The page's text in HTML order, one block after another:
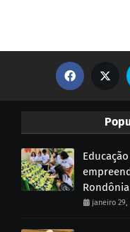
Rondônia
janeiro 29,